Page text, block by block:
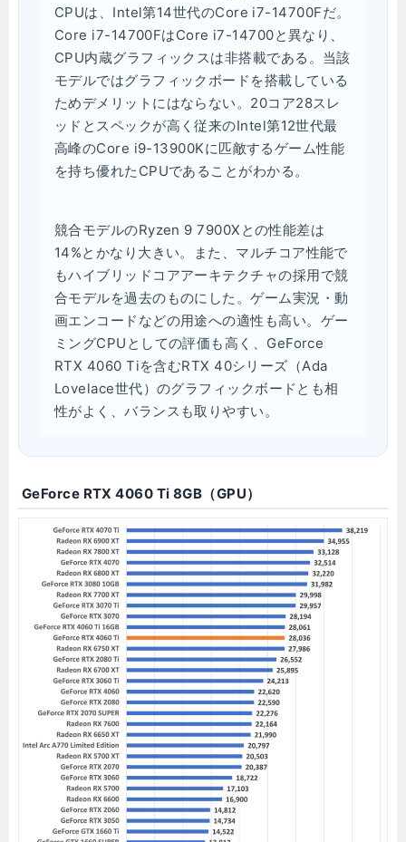
CPUは、Intel第14世代のCore i7-14700Fだ。
Core i7-14700FはCore i7-14700と異なり、
CPU内蔵グラフィックスは非搭載である。当該
モデルではグラフィックボードを搭載している
ためデメリットにはならない。20コア28スレ
ッドとスペックが高く従来のIntel第12世代最
高峰のCore i9-13900Kに匹敵するゲーム性能
を持ち優れたCPUであることがわかる。
競合モデルのRyzen 9 7900Xとの性能差は
14%とかなり大きい。また、マルチコア性能で
もハイブリッドコアアーキテクチャの採用で競
合モデルを過去のものにした。ゲーム実況・動
画エンコードなどの用途への適性も高い。ゲー
ミングCPUとしての評価も高く、GeForce
RTX 4060 Tiを含むRTX 40シリーズ（Ada
Lovelace世代）のグラフィックボードとも相
性がよく、バランスも取りやすい。
GeForce RTX 4060 Ti 8GB（GPU）